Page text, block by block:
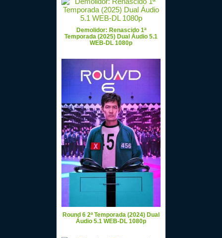
Demolidor: Renascido 1ª
Temporada (2025) Dual Áudio 5.1
WEB-DL 1080p
Round 6 2ª Temporada (2024) Dual
Áudio 5.1 WEB-DL 1080p